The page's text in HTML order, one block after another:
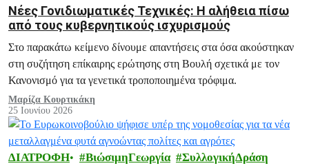
Νέες Γονιδιωματικές Τεχνικές: Η αλήθεια πίσω
από τους κυβερνητικούς ισχυρισμούς
Στο παρακάτω κείμενο δίνουμε απαντήσεις στα όσα ακούστηκαν
στη συζήτηση επίκαιρης ερώτησης στη Βουλή σχετικά με τον
Κανονισμό για τα γενετικά τροποποιημένα τρόφιμα.
Μαρίζα Κουρτικάκη
25 Ιουνίου 2026
ΔΙΑΤΡΟΦΗ ΒιώσιμηΓεωργία ΣυλλογικήΔράση